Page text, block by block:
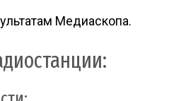
Медиаскопа.